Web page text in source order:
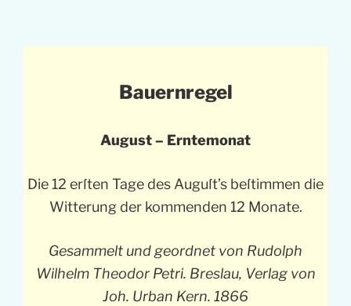
Bauernregel
August – Erntemonat
Die 12 erſten Tage des Auguſt’s beſtimmen die
Witterung der kommenden 12 Monate.
Gesammelt und geordnet von Rudolph
Wilhelm Theodor Petri. Breslau, Verlag von
Joh. Urban Kern. 1866